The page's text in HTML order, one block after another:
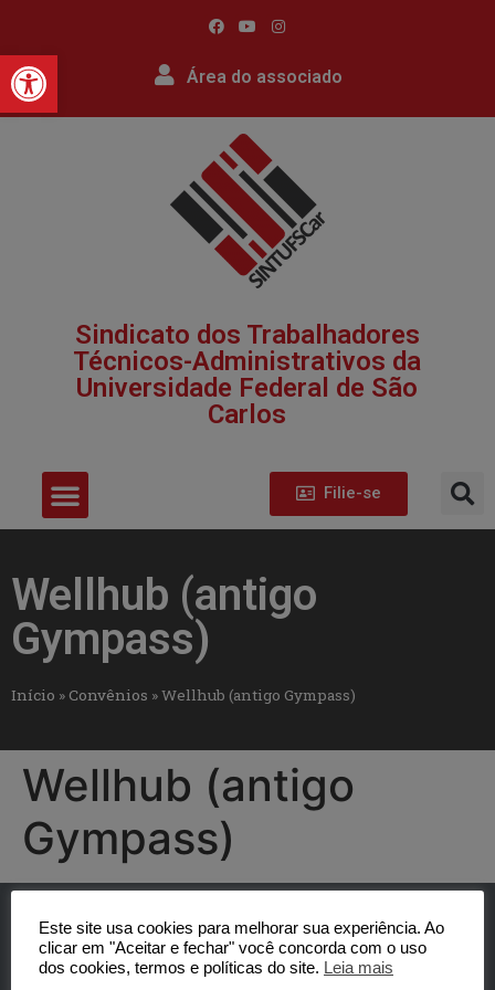
Barra de Ferramentas
Área do associado
Sindicato dos Trabalhadores
Técnicos-Administrativos da
Universidade Federal de São
Carlos​
Filie-se
Wellhub (antigo
Gympass)
Início » Convênios »Wellhub (antigo Gympass)
Wellhub (antigo
Gympass)
SINTUFSCar -Sindicato dos Trabalhadores Técnicos-
Este site usa cookies para melhorar sua experiência. Ao
clicar em "Aceitar e fechar" você concorda com o uso
dos cookies, termos e políticas do site. Leia mais